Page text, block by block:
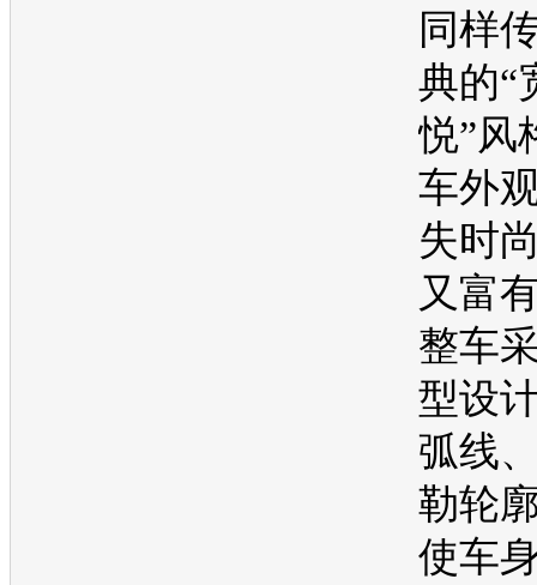
同样
典的“
悦”风
车外
失时
又富
整车
型设
弧线
勒轮
使车